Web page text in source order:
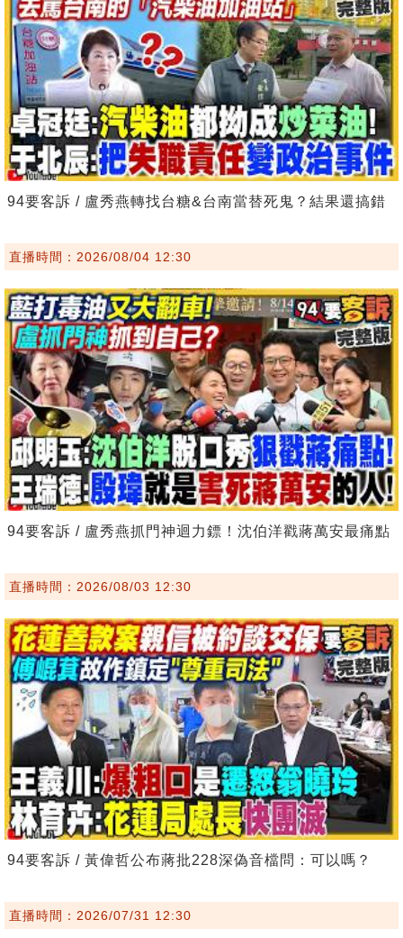
94要客訴 / 盧秀燕轉找台糖&台南當替死鬼？結果還搞錯
直播時間：2026/08/04 12:30
94要客訴 / 盧秀燕抓門神迴力鏢！沈伯洋戳蔣萬安最痛點
直播時間：2026/08/03 12:30
94要客訴 / 黃偉哲公布蔣批228深偽音檔問：可以嗎？
直播時間：2026/07/31 12:30